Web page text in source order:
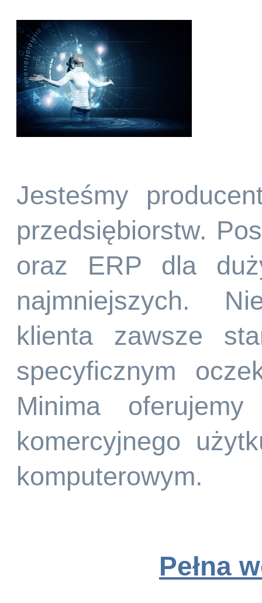
Jesteśmy
przedsiębiorstw.
oraz ERP dla
najmniejszych.
klienta zawsze
specyficznym
Minima
komercyjnego
komputerowym.
Pełna